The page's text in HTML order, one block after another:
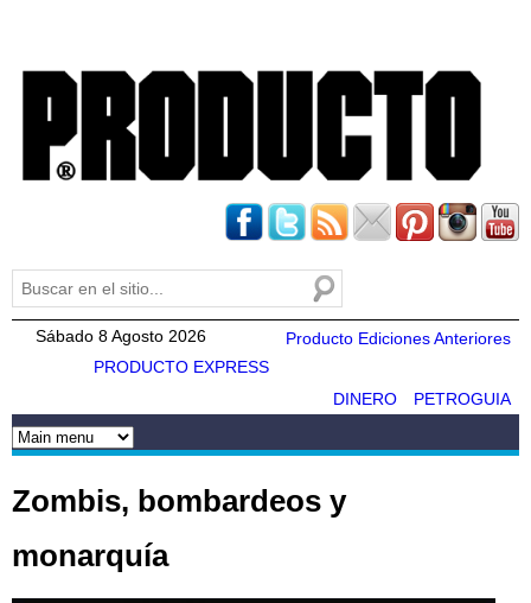
Formulario de búsqueda
Buscar
Sábado 8 Agosto 2026
Producto Ediciones Anteriores
PRODUCTO EXPRESS
PETROGUIA
DINERO
Zombis, bombardeos y
monarquía